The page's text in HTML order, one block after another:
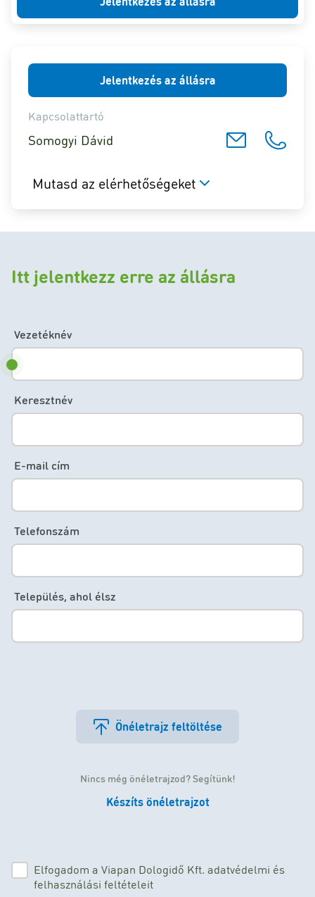
Jelentkezés az állásra
Kapcsolattartó
Somogyi Dávid
Mutasd az elérhetőségeket
Itt jelentkezz erre az állásra
Vezetéknév
Keresztnév
E-mail cím
Telefonszám
Település, ahol élsz
Önéletrajz feltöltése
Nincs még önéletrajzod? Segítünk!
Készíts önéletrajzot
Elfogadom a Viapan Dologidő Kft. adatvédelmi és
felhasználási feltételeit